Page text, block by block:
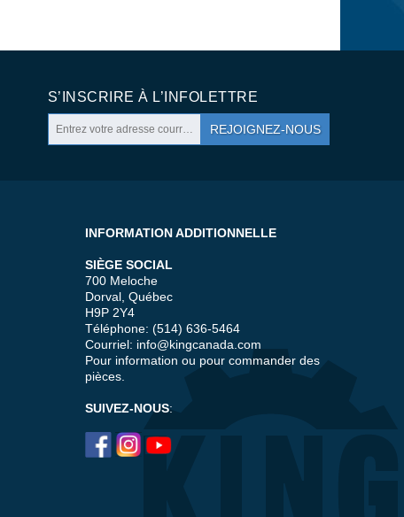
S’INSCRIRE À L’INFOLETTRE
REJOIGNEZ-NOUS
INFORMATION ADDITIONNELLE
SIÈGE SOCIAL
700 Meloche
Dorval, Québec
H9P 2Y4
Téléphone: (514) 636-5464
Courriel: info@kingcanada.com
Pour information ou pour commander des
pièces.
SUIVEZ-NOUS: